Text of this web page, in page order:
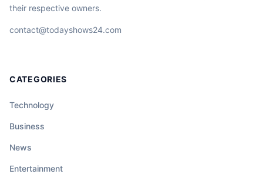
their respective owners.
contact@todayshows24.com
CATEGORIES
Technology
Business
News
Entertainment